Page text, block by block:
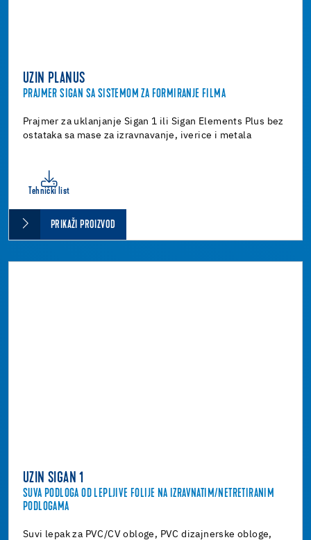
UZIN PLANUS
PRAJMER SIGAN SA SISTEMOM ZA FORMIRANJE FILMA
Prajmer za uklanjanje Sigan 1 ili Sigan Elements Plus bez
ostataka sa mase za izravnavanje, iverice i metala
Tehnički list
PRIKAŽI PROIZVOD
UZIN SIGAN 1
SUVA PODLOGA OD LEPLJIVE FOLIJE NA IZRAVNATIM/NETRETIRANIM
PODLOGAMA
Suvi lepak za PVC/CV obloge, PVC dizajnerske obloge,